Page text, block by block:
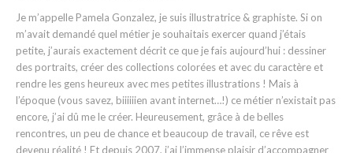
Je m’appelle Pamela Gonzalez, je suis illustratrice & graphiste. Si on
m’avait demandé quel métier je souhaitais exercer quand j’étais
petite, j’aurais exactement décrit ce que je fais aujourd’hui : dessiner
des portraits, créer des collections colorées et avec du caractère et
rendre les gens heureux avec mes petites illustrations ! Mais à
l’époque (vous savez, biiiiiien avant internet…!) ce métier n’existait pas
encore, j’ai dû me le créer. Heureusement, grâce à de belles
rencontres, un peu de chance et beaucoup de travail, ce rêve est
devenu réalité ! Et depuis 2007, j’ai l’immense plaisir d’accompagner